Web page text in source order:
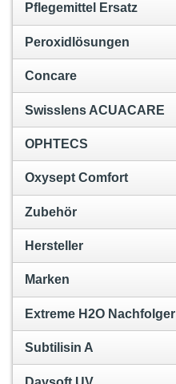
Pflegemittel Ersatz
Peroxidlösungen
Concare
Swisslens ACUACARE
OPHTECS
Oxysept Comfort
Zubehör
Hersteller
Marken
Extreme H2O Nachfolger
Subtilisin A